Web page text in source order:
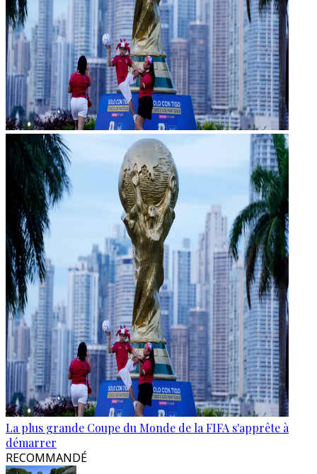
La plus grande Coupe du Monde de la FIFA s'apprête à
démarrer
RECOMMANDÉ